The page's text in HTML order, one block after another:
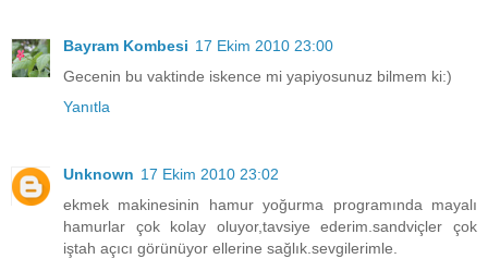
Bayram Kombesi 17 Ekim 2010 23:00
Gecenin bu vaktinde iskence mi yapiyosunuz bilmem ki:)
Yanıtla
Unknown 17 Ekim 2010 23:02
ekmek makinesinin hamur yoğurma programında mayalı
hamurlar çok kolay oluyor,tavsiye ederim.sandviçler çok
iştah açıcı görünüyor ellerine sağlık.sevgilerimle.